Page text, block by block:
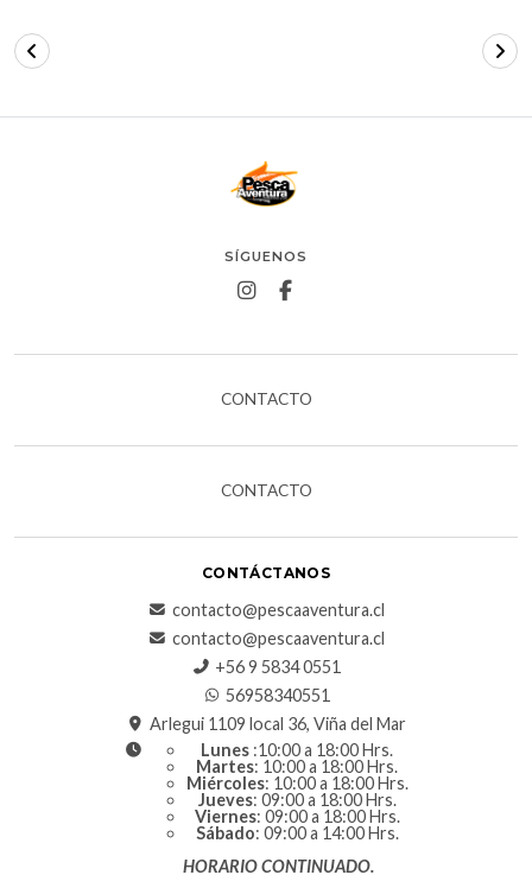
SÍGUENOS
CONTACTO
CONTACTO
CONTÁCTANOS
contacto@pescaaventura.cl
contacto@pescaaventura.cl
+56 9 5834 0551
56958340551
Arlegui 1109 local 36, Viña del Mar
Lunes :10:00 a 18:00 Hrs.
Martes: 10:00 a 18:00 Hrs.
Miércoles: 10:00 a 18:00 Hrs.
Jueves: 09:00 a 18:00 Hrs.
Viernes: 09:00 a 18:00 Hrs.
Sábado: 09:00 a 14:00 Hrs.
HORARIO CONTINUADO.